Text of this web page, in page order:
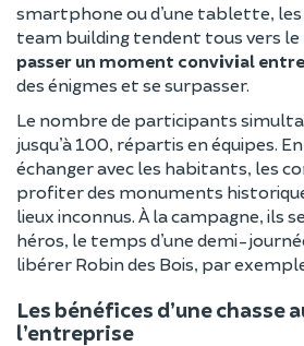
smartphone ou d’une tablette, les
team building tendent tous vers
passer un moment convivial
des énigmes et se surpasser.
Le nombre de participants
jusqu’à 100, répartis en équipes.
échanger avec les habitants, les
profiter des monuments
lieux inconnus. À la campagne, ils
héros, le temps d’une demi-
libérer Robin des Bois, par
Les bénéfices d’une chasse
l’entreprise